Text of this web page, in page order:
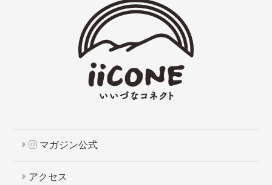
マガジン公式
アクセス